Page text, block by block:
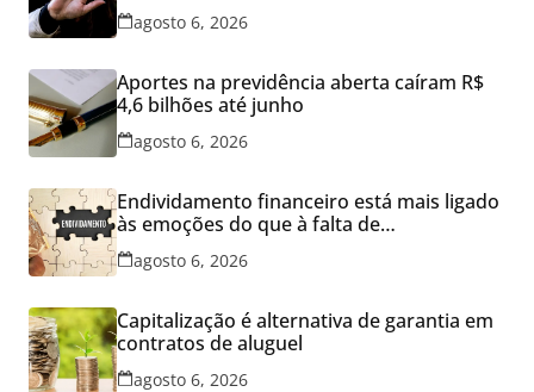
agosto 6, 2026
Aportes na previdência aberta caíram R$
4,6 bilhões até junho
agosto 6, 2026
Endividamento financeiro está mais ligado
às emoções do que à falta de
conhecimento
agosto 6, 2026
Capitalização é alternativa de garantia em
contratos de aluguel
agosto 6, 2026